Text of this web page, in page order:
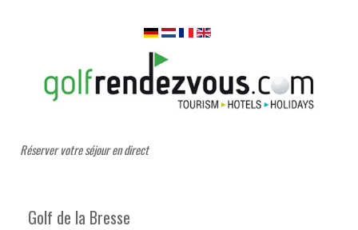
Réserver votre séjour en direct
Golf de la Bresse